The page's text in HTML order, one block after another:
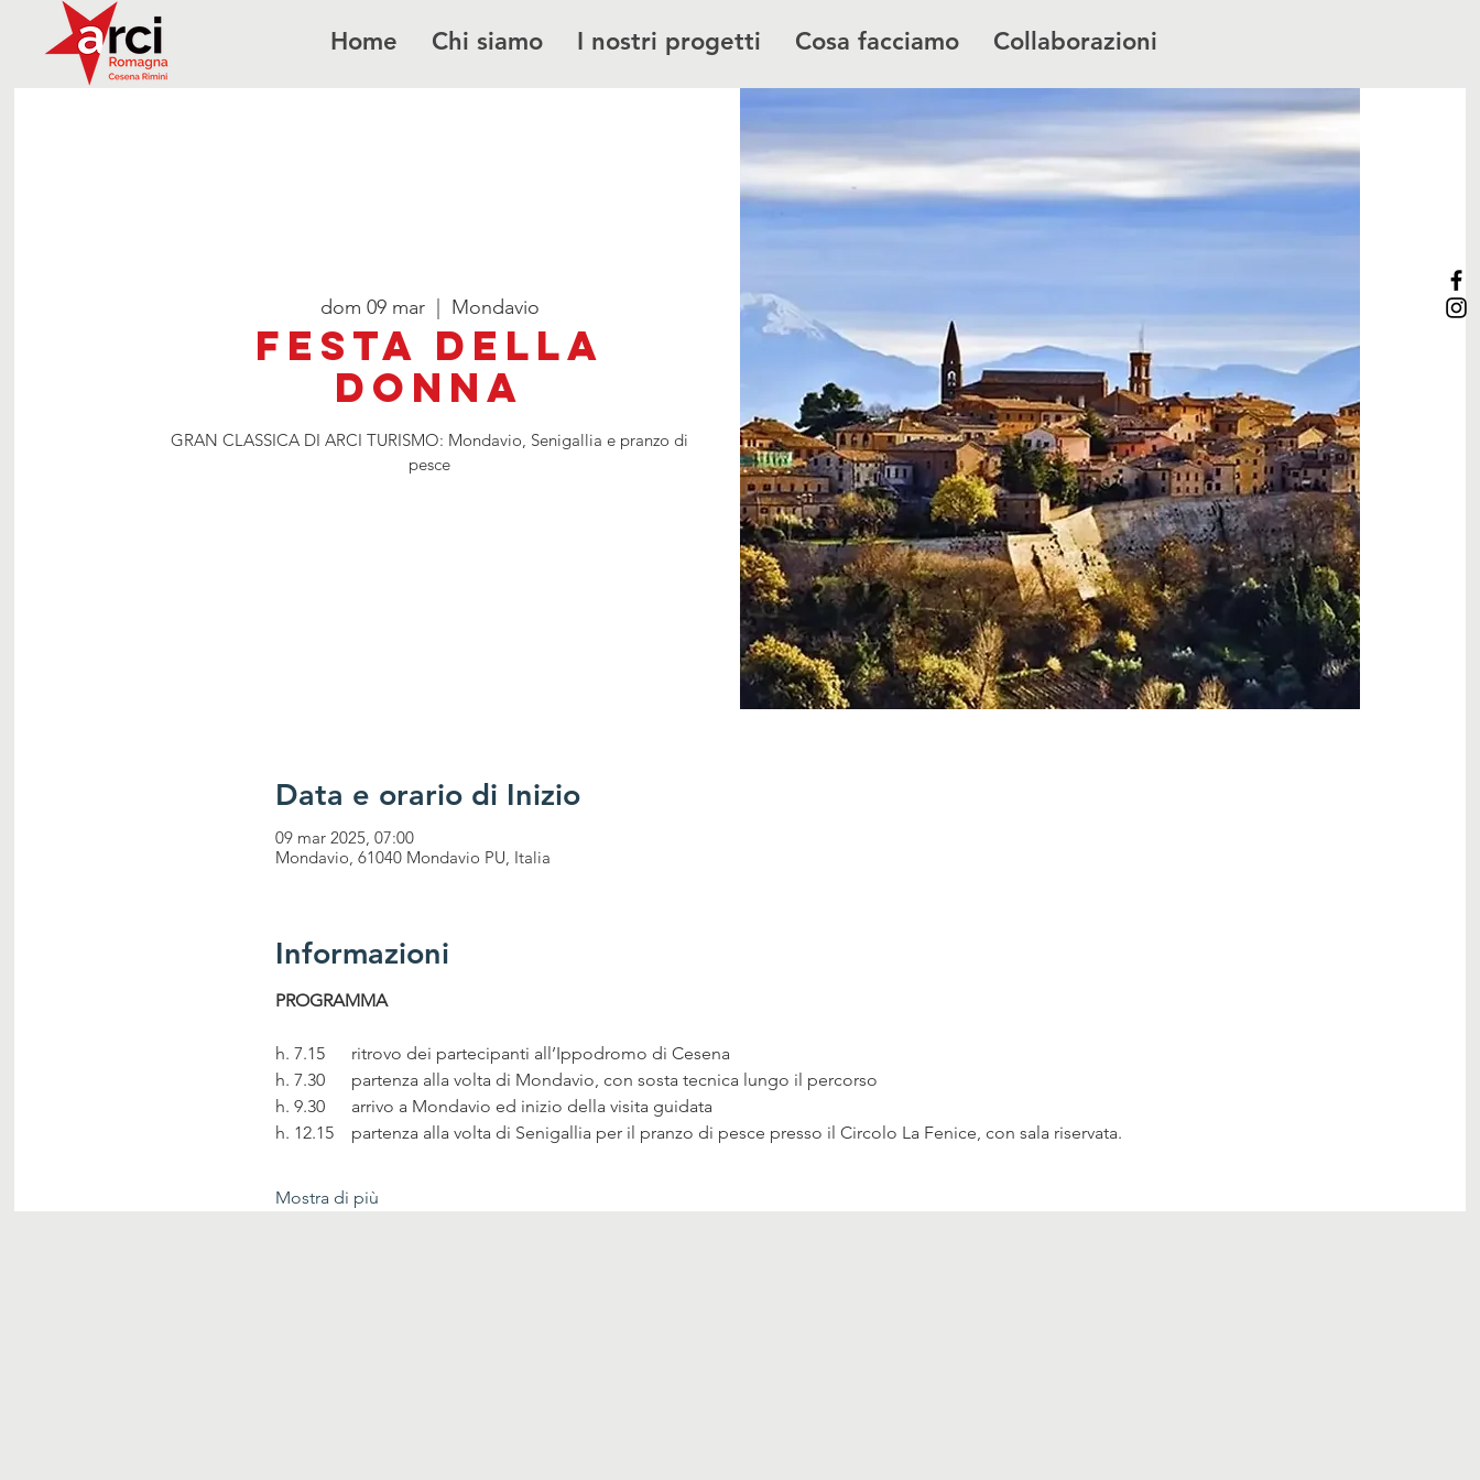
Home Chi siamo I nostri progetti Cosa facciamo Collaborazioni
dom 09 mar
  |
Mondavio
Festa della
Donna
GRAN CLASSICA DI ARCI TURISMO: Mondavio, Senigallia e pranzo di
pesce
Data e orario di Inizio
09 mar 2025, 07:00
Mondavio, 61040 Mondavio PU, Italia
Informazioni
PROGRAMMA
h. 7.15      ritrovo dei partecipanti all’Ippodromo di Cesena
h. 7.30      partenza alla volta di Mondavio, con sosta tecnica lungo il percorso
h. 9.30      arrivo a Mondavio ed inizio della visita guidata
h. 12.15    partenza alla volta di Senigallia per il pranzo di pesce presso il Circolo La Fenice, con sala riservata.
Mostra di più